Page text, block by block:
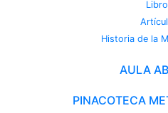
Historia de la
AULA
PINACOTECA